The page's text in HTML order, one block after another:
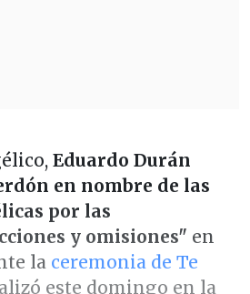
Eduardo Durán
en nombre de las
por las
y omisiones" en
la ceremonia de Te
este domingo en la